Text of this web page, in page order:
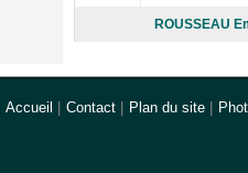
ROUSSEAU
Accueil Contact Plan du site